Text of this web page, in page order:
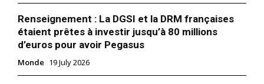
Renseignement : La DGSI et la DRM françaises
étaient prêtes à investir jusqu’à 80 millions
d’euros pour avoir Pegasus
Monde 19 July 2026